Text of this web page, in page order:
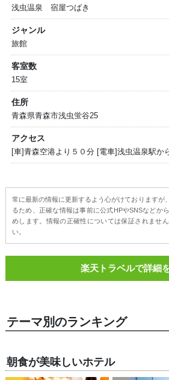
浅虫温泉 宿屋つばき
ジャンル
旅館
客室数
15室
住所
青森県青森市浅虫蛍谷25
アクセス
[車]青森空港より５０分 [電車]浅虫温泉駅
常に最新の情報に更新するよう心がけておりますが
るため、正確な情報は事前に公式HPやSNSなどか
めします。情報の正確性については保証されませ
い。
楽天トラベルで詳細
テーマ別のランキング
朝食が美味しいホテル